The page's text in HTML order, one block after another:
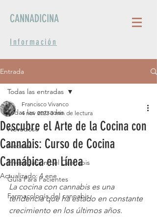
Información
CANNADICINA
Entrada
Todas las entradas
Novedoso
Noticias
Investigación del Cannabis
Guia Para Pacientes
Farmacología del cannabis
Todas las entradas
Descubre el Arte de la Cocina con
Cannabis: Curso de Cocina
Cannábica en Línea
Francisco Vivanco
4 nov 2023 3 min de lectura
Actualizado:4 ene
La cocina con cannabis es una
tendencia que ha estado en constante
crecimiento en los últimos años.